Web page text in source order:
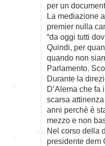
per un
La mediazione
premier nulla
“da oggi tutti
Quindi, per
quando non
Parlamento.
Durante la
D’Alema che fa
scarsa
anni perchè è
mezzo e non
Nel corso della
presidente dem